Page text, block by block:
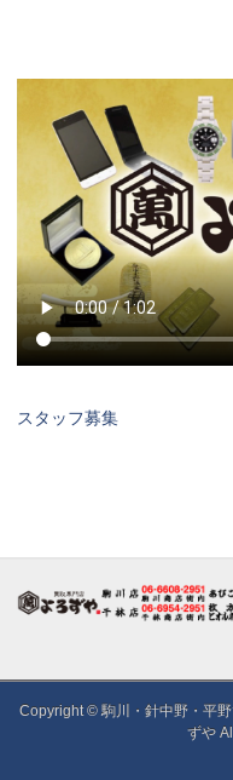
スタッフ募集
Copyright © 駒川・針中野・平
ずや